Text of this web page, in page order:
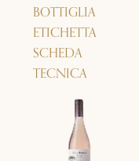
BOTTIGLIA
ETICHETTA
SCHEDA
TECNICA